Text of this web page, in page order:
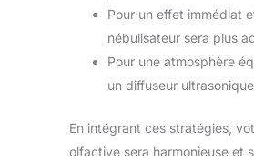
Pour un effet immédiat
nébulisateur sera plus
Pour une atmosphère
un diffuseur
En intégrant ces stratégies,
olfactive sera harmonieuse et